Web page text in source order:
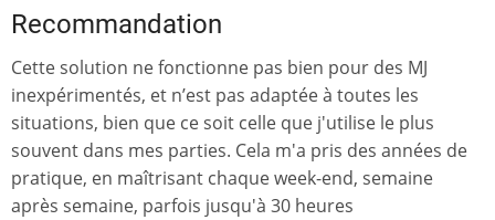
Recommandation
Cette solution ne fonctionne pas bien pour des MJ
inexpérimentés, et n’est pas adaptée à toutes les
situations, bien que ce soit celle que j'utilise le plus
souvent dans mes parties. Cela m'a pris des années de
pratique, en maîtrisant chaque week-end, semaine
après semaine, parfois jusqu'à 30 heures